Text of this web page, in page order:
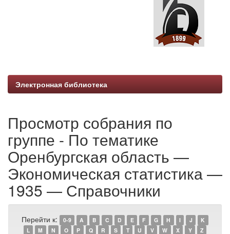
Электронная библиотека
Просмотр собрания по
группе - По тематике
Оренбургская область —
Экономическая статистика —
1935 — Справочники
Перейти к: 0-9 A B C D E F G H I J
K
L
M N O P Q R S T U V W X Y
Z